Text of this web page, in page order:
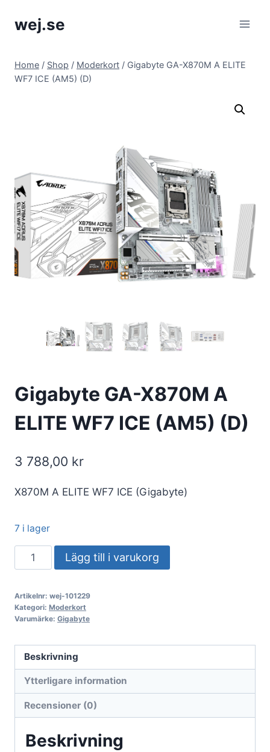
wej.se
Home / Shop / Moderkort / Gigabyte GA-X870M A ELITE
WF7 ICE (AM5) (D)
Gigabyte GA-X870M A
ELITE WF7 ICE (AM5) (D)
3 788,00 kr
X870M A ELITE WF7 ICE (Gigabyte)
7 i lager
Gigabyte
GA-
A
ELITE
ICE
(AM5)
(D)
Lägg till i varukorg
Artikelnr: wej-101229
Kategori: Moderkort
Varumärke: Gigabyte
Beskrivning
Ytterligare information
Recensioner (0)
Beskrivning